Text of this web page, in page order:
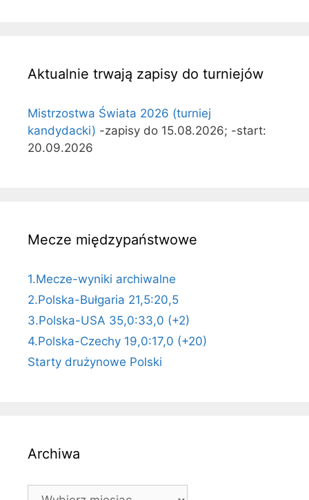
Aktualnie trwają zapisy do turniejów
Mistrzostwa Świata 2026 (turniej
kandydacki) -zapisy do 15.08.2026; -start:
20.09.2026
Mecze międzypaństwowe
1.Mecze-wyniki archiwalne
2.Polska-Bułgaria 21,5:20,5
3.Polska-USA 35,0:33,0 (+2)
4.Polska-Czechy 19,0:17,0 (+20)
Starty drużynowe Polski
Archiwa
Archiwa